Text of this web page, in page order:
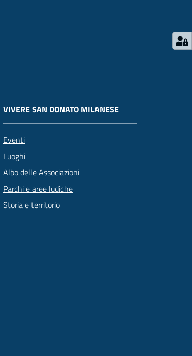
VIVERE SAN DONATO MILANESE
Eventi
Luoghi
Albo delle Associazioni
Parchi e aree ludiche
Storia e territorio